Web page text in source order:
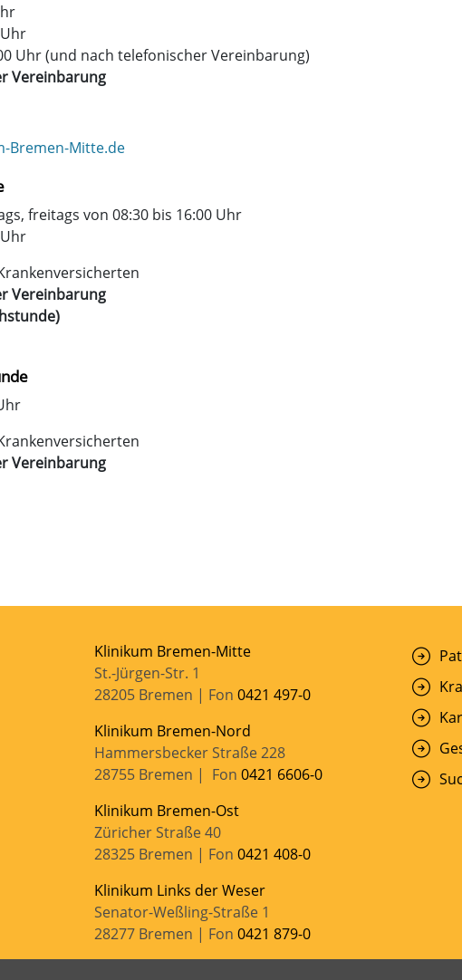
Uhr (und nach telefonischer Vereinbarung)
Vereinbarung
Bremen-Mitte.de
freitags von 08:30 bis 16:00 Uhr
Vereinbarung
Vereinbarung
Klinikum Bremen-Mitte
St.-Jürgen-Str. 1
28205 Bremen | Fon0421 497-0
Klinikum Bremen-Nord
Hammersbecker Straße 228
28755 Bremen | Fon0421 6606-0
Klinikum Bremen-Ost
Züricher Straße 40
28325 Bremen | Fon0421 408-0
Klinikum Links der Weser
Senator-Weßling-Straße 1
28277 Bremen | Fon0421 879-0